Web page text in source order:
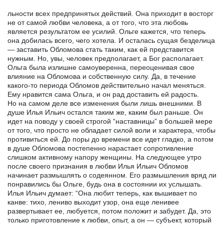
льности всех предпринятых действий. Она приходит в восторг
не от самой любви человека, а от того, что эта любовь
является результатом ее усилий. Ольге кажется, что теперь
она добилась всего, чего хотела. И осталась сущая безделица
— заставить Обломова стать таким, как ей представится
нужным. Но, увы, человек предполагает, а Бог располагает.
Ольга была излишне самоуверенна, переоценивая свое
влияние на Обломова и собственную силу. Да, в течение
какого-то периода Обломов действительно начал меняться.
Ему нравится сама Ольга, и он рад доставить ей радость.
Но на самом деле все изменения были лишь внешними. В
душе Илья Ильич остался таким же, каким был раньше. Он
идет на поводу у своей строгой “наставницы” в большей мере
от того, что просто не обладает силой воли и характера, чтобы
противиться ей. До поры до времени все идет гладко, а потом
в душе Обломова постепенно нарастает сопротивление
слишком активному напору женщины. На следующее утро
после своего признания в любви Илья Ильич Обломов
начинает размышлять о содеянном. Его размышления вряд ли
понравились бы Ольге, будь она в состоянии их услышать.
Илья Ильич думает: “Она любит теперь, как вышивает по
канве: тихо, лениво выходит узор, она еще ленивее
развертывает ее, любуется, потом положит и забудет. Да, это
только приготовление к любви, опыт, а он — субъект, который